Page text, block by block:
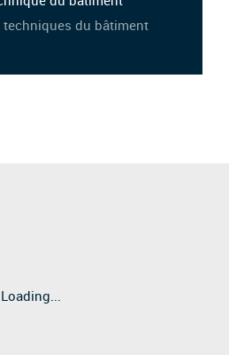
techniques du bâtiment
Loading...